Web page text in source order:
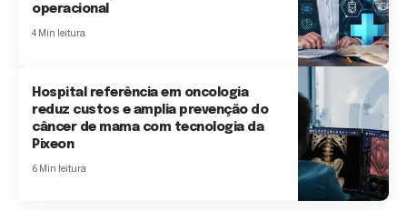
operacional
4 Min leitura
Hospital referência em oncologia
reduz custos e amplia prevenção do
câncer de mama com tecnologia da
Pixeon
6 Min leitura